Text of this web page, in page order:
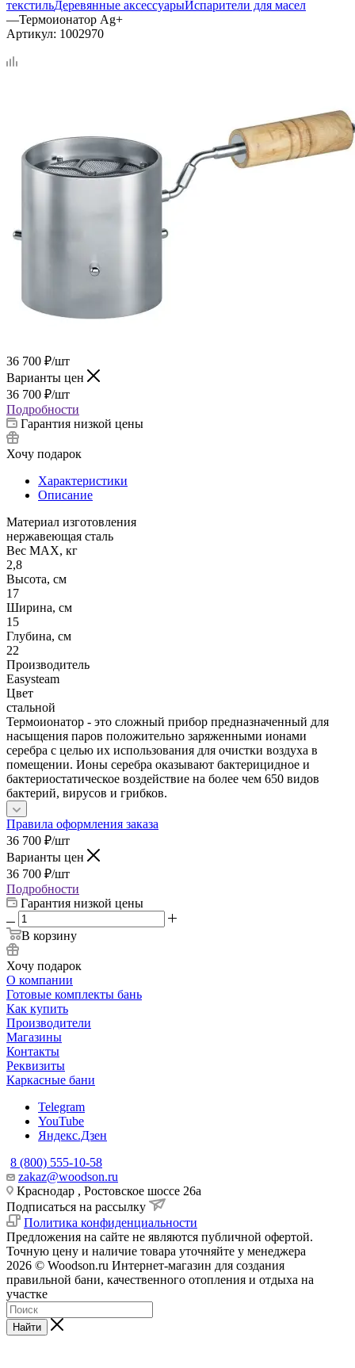
текстильДеревянные аксессуарыИспарители для масел
—Термоионатор Ag+
Артикул: 1002970
36 700 ₽/шт
Варианты цен
36 700 ₽/шт
Подробности
Гарантия низкой цены
Хочу подарок
Характеристики
Описание
Материал изготовления
нержавеющая сталь
Вес МАХ, кг
2,8
Высота, см
17
Ширина, см
15
Глубина, см
22
Производитель
Easysteam
Цвет
стальной
Термоионатор - это сложный прибор предназначенный для
насыщения паров положительно заряженными ионами
серебра с целью их использования для очистки воздуха в
помещении. Ионы серебра оказывают бактерицидное и
бактериостатическое воздействие на более чем 650 видов
бактерий, вирусов и грибков.
Правила оформления заказа
36 700 ₽/шт
Варианты цен
36 700 ₽/шт
Подробности
Гарантия низкой цены
В корзину
Хочу подарок
О компании
Готовые комплекты бань
Как купить
Производители
Магазины
Контакты
Реквизиты
Каркасные бани
Telegram
YouTube
Яндекс.Дзен
8 (800) 555-10-58
zakaz@woodson.ru
Краснодар , Ростовское шоссе 26а
Подписаться на рассылку
Политика конфиденциальности
Предложения на сайте не являются публичной офертой.
Точную цену и наличие товара уточняйте у менеджера
2026 © Woodson.ru Интернет-магазин для создания
правильной бани, качественного отопления и отдыха на
участке
Найти